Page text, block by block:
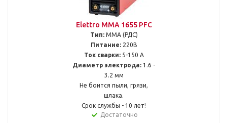
Elettro MMA 1655 PFC
Тип:MMA (РДС)
Питание: 220В
Ток сварки:5-150 А
Диаметр электрода: 1.6 -
3.2 мм
Не боится пыли, грязи,
шлака.
Срок службы - 10 лет!
Достаточно